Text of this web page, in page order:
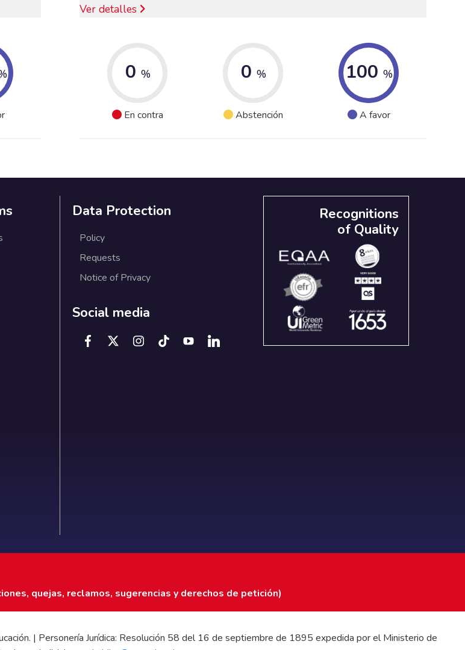
Ver detalles
0 %
En contra
0 %
Abstención
100 %
A favor
Data Protection
Policy
Requests
Notice of Privacy
Social media
Recognitions
of Quality
quejas, reclamos, sugerencias y derechos de petición)
| Personería Jurídica: Resolución 58 del 16 de septiembre de 1895 expedida por el Ministerio de